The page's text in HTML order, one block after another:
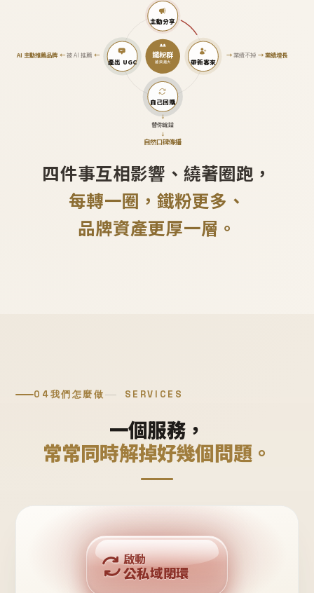
鐵粉群
越滾越大
主動分享
帶新客來
→業績不掉 →業績增長
自己回購
↓
替你說話
↓
自然口碑傳播
產出 UGC
AI 主動推薦品牌←被 AI 推薦 ←
四件事互相影響、繞著圈跑，
每轉一圈，鐵粉更多、
品牌資產更厚一層。
04我們怎麼做 SERVICES
一個服務，
常常同時解掉好幾個問題。
回購複利
啟動
公私域閉環